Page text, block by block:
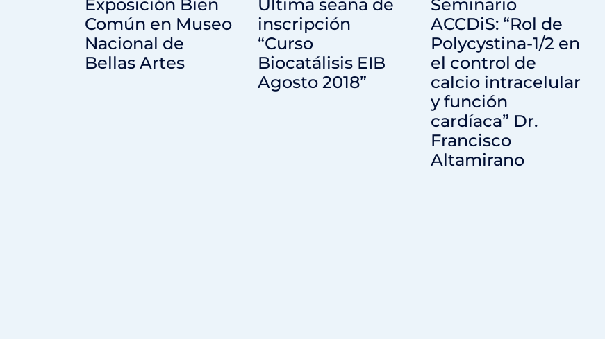
Exposición Bien
Común en Museo
Nacional de
Bellas Artes
Última seana de
inscripción
“Curso
Biocatálisis EIB
Agosto 2018”
Seminario
ACCDiS: “Rol de
Polycystina-1/2 en
el control de
calcio intracelular
y función
cardíaca” Dr.
Francisco
Altamirano